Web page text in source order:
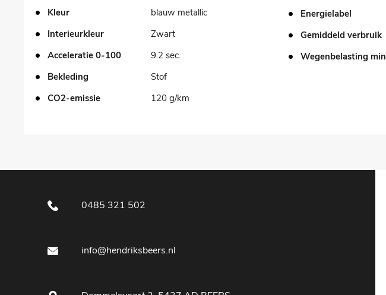
Kleur
blauw metallic
Interieurkleur
Zwart
Acceleratie 0-100
9.2 sec.
Bekleding
Stof
CO2-emissie
120 g/km
Energielabel
Gemiddeld verbruik
Wegenbelasting min
0485 321 502
info@hendriksbeers.nl